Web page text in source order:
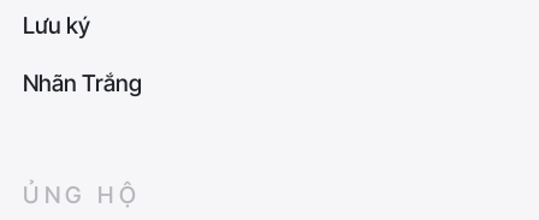
Lưu ký
Nhãn Trắng
ỦNG HỘ